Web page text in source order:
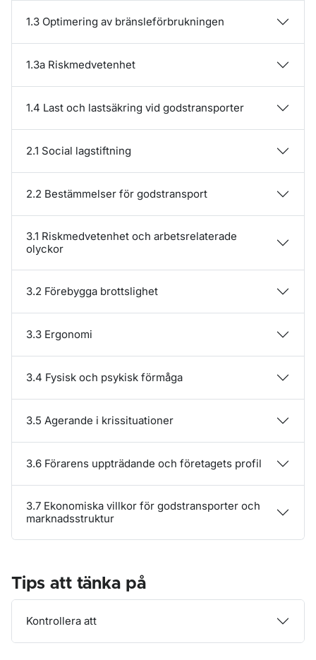
1.3 Optimering av bränsleförbrukningen
1.3a Riskmedvetenhet
1.4 Last och lastsäkring vid godstransporter
2.1 Social lagstiftning
2.2 Bestämmelser för godstransport
3.1 Riskmedvetenhet och arbetsrelaterade
olyckor
3.2 Förebygga brottslighet
3.3 Ergonomi
3.4 Fysisk och psykisk förmåga
3.5 Agerande i krissituationer
3.6 Förarens uppträdande och företagets profil
3.7 Ekonomiska villkor för godstransporter och
marknadsstruktur
Tips att tänka på
Kontrollera att